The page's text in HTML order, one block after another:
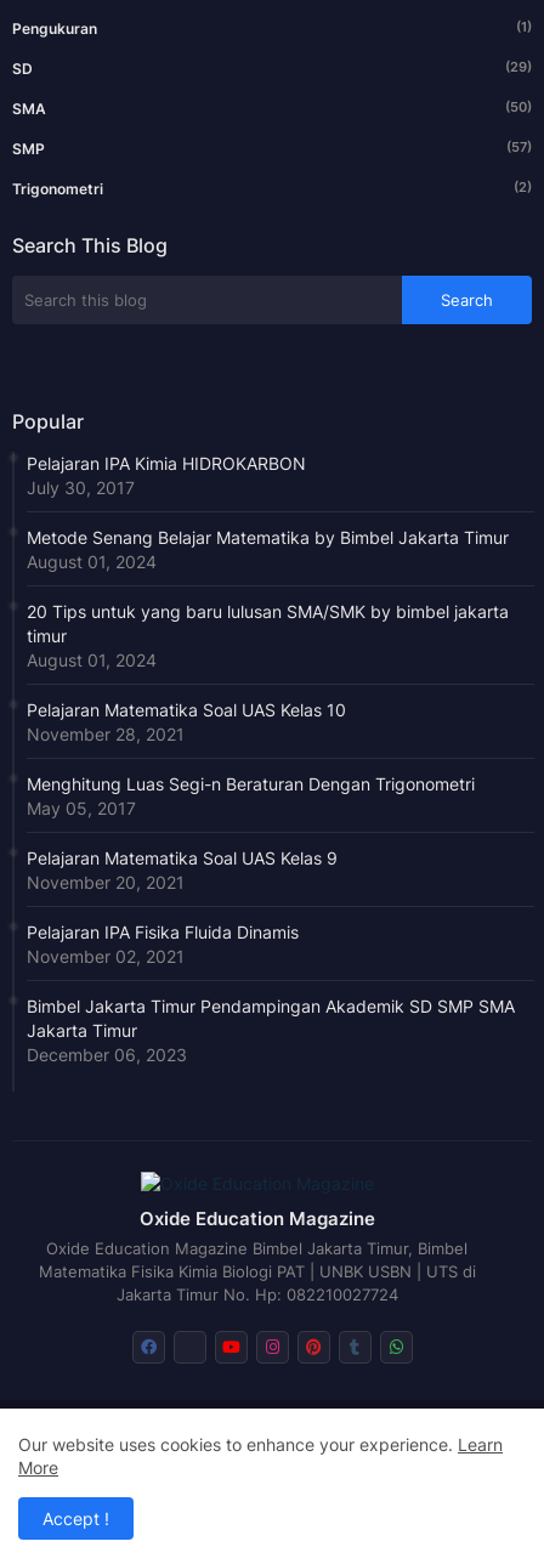
Pengukuran (1)
SD (29)
SMA (50)
SMP (57)
Trigonometri (2)
Search This Blog
Popular
Pelajaran IPA Kimia HIDROKARBON
July 30, 2017
Metode Senang Belajar Matematika by Bimbel Jakarta Timur
August 01, 2024
20 Tips untuk yang baru lulusan SMA/SMK by bimbel jakarta
timur
August 01, 2024
Pelajaran Matematika Soal UAS Kelas 10
November 28, 2021
Menghitung Luas Segi-n Beraturan Dengan Trigonometri
May 05, 2017
Pelajaran Matematika Soal UAS Kelas 9
November 20, 2021
Pelajaran IPA Fisika Fluida Dinamis
November 02, 2021
Bimbel Jakarta Timur Pendampingan Akademik SD SMP SMA
Jakarta Timur
December 06, 2023
Oxide Education Magazine
Oxide Education Magazine Bimbel Jakarta Timur, Bimbel
Matematika Fisika Kimia Biologi PAT | UNBK USBN | UTS di
Jakarta Timur No. Hp: 082210027724
Design by -Blogger Templates
TOC Definisi
Exegesis
Our website uses cookies to enhance your experience. Learn
More
Accept !